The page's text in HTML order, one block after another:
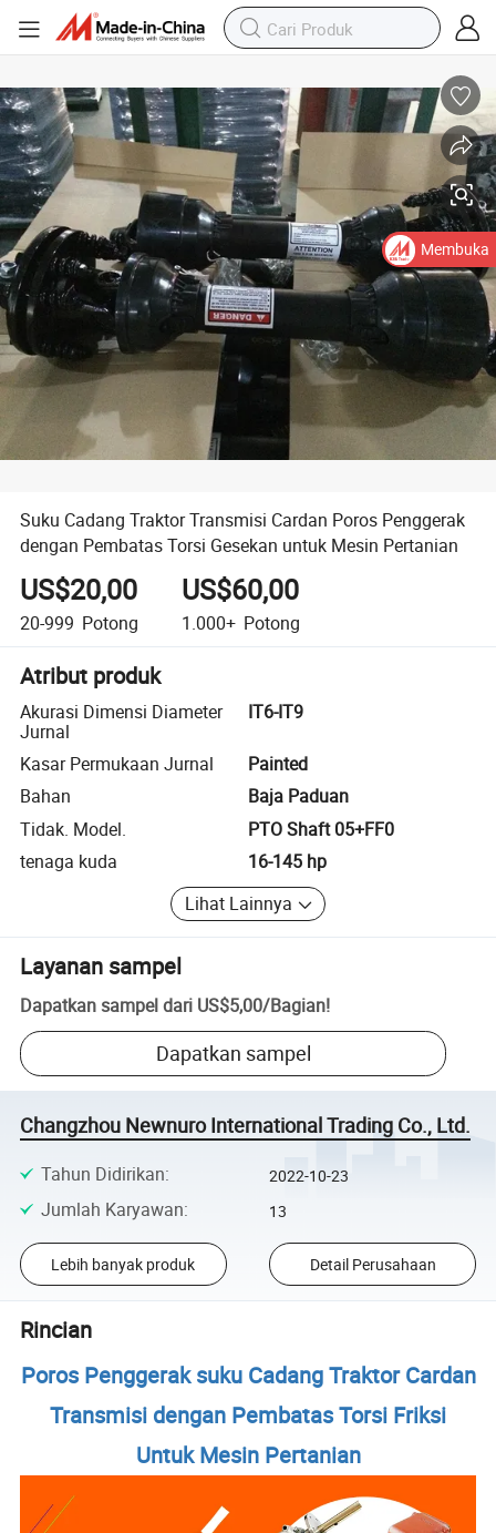
Suku Cadang Traktor Transmisi Cardan Poros Penggerak
dengan Pembatas Torsi Gesekan untuk Mesin Pertanian
US$20,00
20-999 Potong
US$60,00
1.000+ Potong
Atribut produk
Akurasi Dimensi Diameter
Jurnal
IT6-IT9
Kasar Permukaan Jurnal
Painted
Bahan
Baja Paduan
Tidak. Model.
PTO Shaft 05+FF0
tenaga kuda
16-145 hp
Lihat Lainnya
Layanan sampel
Dapatkan sampel dari US$5,00/Bagian!
Dapatkan sampel
Changzhou Newnuro International Trading Co., Ltd.
Tahun Didirikan: 2022-10-23
Jumlah Karyawan: 13
Lebih banyak produk Detail Perusahaan
Rincian
Poros Penggerak suku Cadang Traktor Cardan
Transmisi dengan Pembatas Torsi Friksi
Untuk Mesin Pertanian
Membuka